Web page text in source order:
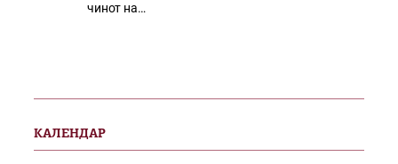
чинот на…
КАЛЕНДАР